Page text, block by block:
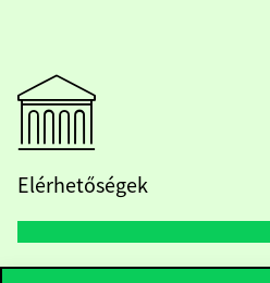
Elérhetőségek